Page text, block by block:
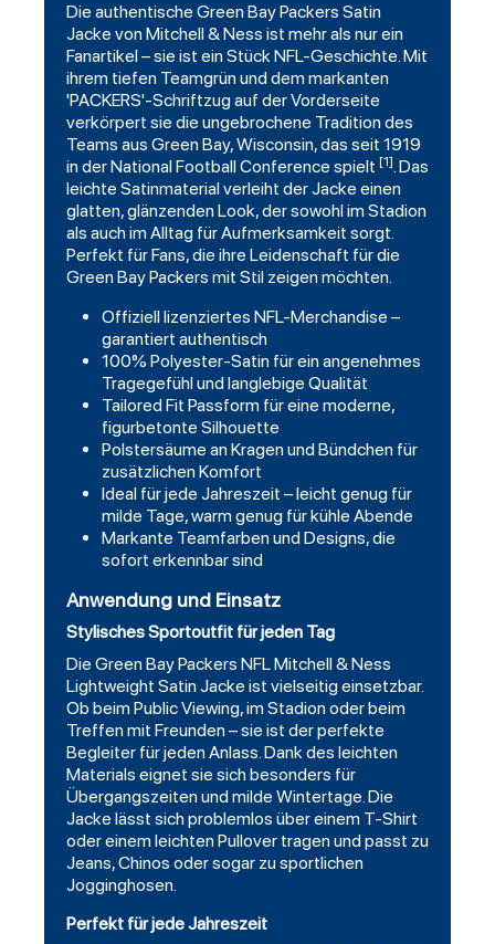
Die authentische Green Bay Packers Satin
Jacke von Mitchell & Ness ist mehr als nur ein
Fanartikel – sie ist ein Stück NFL-Geschichte. Mit
ihrem tiefen Teamgrün und dem markanten
'PACKERS'-Schriftzug auf der Vorderseite
verkörpert sie die ungebrochene Tradition des
Teams aus Green Bay, Wisconsin, das seit 1919
in der National Football Conference spielt [1]. Das
leichte Satinmaterial verleiht der Jacke einen
glatten, glänzenden Look, der sowohl im Stadion
als auch im Alltag für Aufmerksamkeit sorgt.
Perfekt für Fans, die ihre Leidenschaft für die
Green Bay Packers mit Stil zeigen möchten.
Offiziell lizenziertes NFL-Merchandise –
garantiert authentisch
100% Polyester-Satin für ein angenehmes
Tragegefühl und langlebige Qualität
Tailored Fit Passform für eine moderne,
figurbetonte Silhouette
Polstersäume an Kragen und Bündchen für
zusätzlichen Komfort
Ideal für jede Jahreszeit – leicht genug für
milde Tage, warm genug für kühle Abende
Markante Teamfarben und Designs, die
sofort erkennbar sind
Anwendung und Einsatz
Stylisches Sportoutfit für jeden Tag
Die Green Bay Packers NFL Mitchell & Ness
Lightweight Satin Jacke ist vielseitig einsetzbar.
Ob beim Public Viewing, im Stadion oder beim
Treffen mit Freunden – sie ist der perfekte
Begleiter für jeden Anlass. Dank des leichten
Materials eignet sie sich besonders für
Übergangszeiten und milde Wintertage. Die
Jacke lässt sich problemlos über einem T-Shirt
oder einem leichten Pullover tragen und passt zu
Jeans, Chinos oder sogar zu sportlichen
Jogginghosen.
Perfekt für jede Jahreszeit